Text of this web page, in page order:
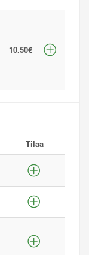
10.50€
Tilaa